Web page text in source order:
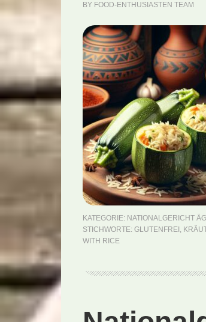
BY FOOD-ENTHUSIASTEN TEAM
KATEGORIE: NATIONALGERICHT
STICHWORTE: GLUTENFREI ,
WITH RICE